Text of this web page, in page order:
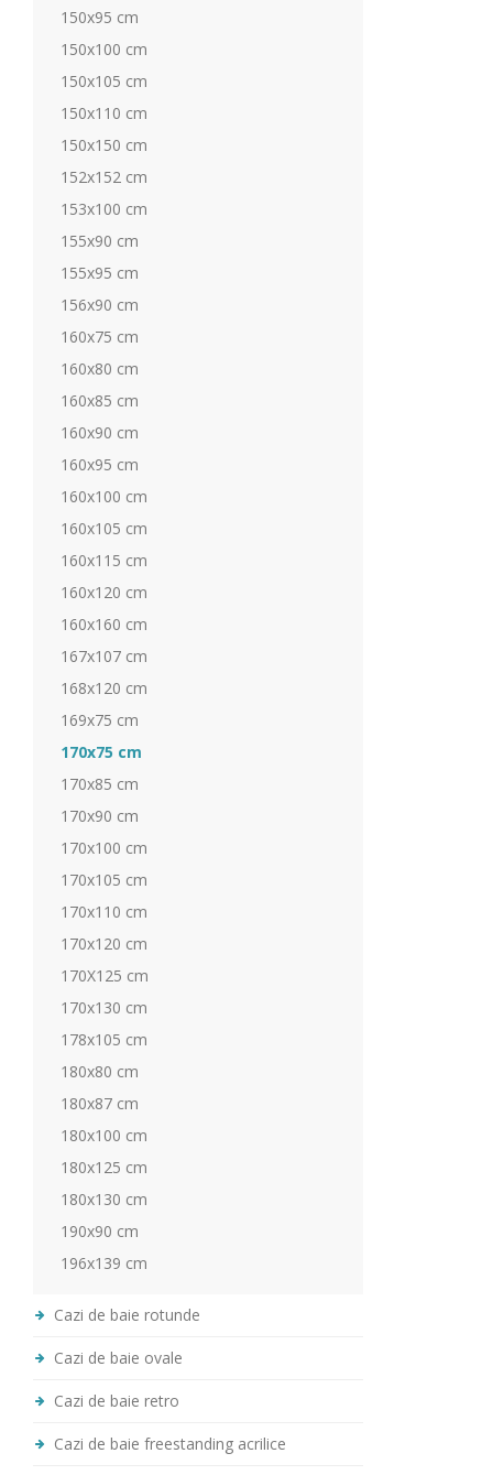
150x95 cm
150x100 cm
150x105 cm
150x110 cm
150x150 cm
152x152 cm
153x100 cm
155x90 cm
155x95 cm
156x90 cm
160x75 cm
160x80 cm
160x85 cm
160x90 cm
160x95 cm
160x100 cm
160x105 cm
160x115 cm
160x120 cm
160x160 cm
167x107 cm
168x120 cm
169x75 cm
170x75 cm
170x85 cm
170x90 cm
170x100 cm
170x105 cm
170x110 cm
170x120 cm
170X125 cm
170x130 cm
178x105 cm
180x80 cm
180x87 cm
180x100 cm
180x125 cm
180x130 cm
190x90 cm
196x139 cm
Cazi de baie rotunde
Cazi de baie ovale
Cazi de baie retro
Cazi de baie freestanding acrilice